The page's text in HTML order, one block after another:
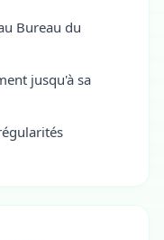
Bureau du
jusqu'à sa